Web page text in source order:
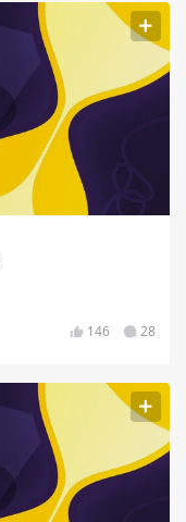
146 28